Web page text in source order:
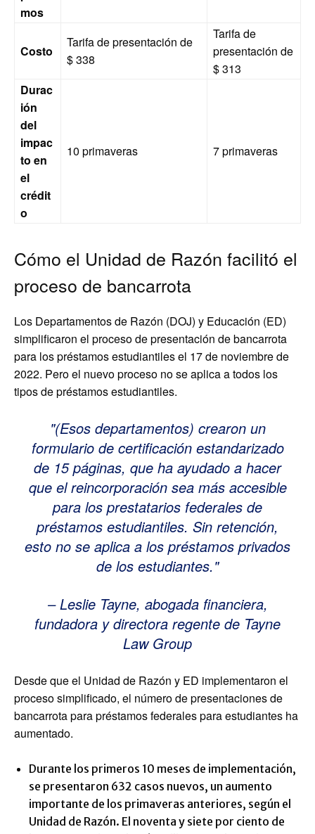
mos
Costo
Tarifa de presentación de
$ 338
Tarifa de
presentación de
$ 313
Durac
ión
del
impac
to en
el
crédit
o
10 primaveras 7 primaveras
Cómo el Unidad de Razón facilitó el
proceso de bancarrota
Los Departamentos de Razón (DOJ) y Educación (ED)
simplificaron el proceso de presentación de bancarrota
para los préstamos estudiantiles el 17 de noviembre de
2022. Pero el nuevo proceso no se aplica a todos los
tipos de préstamos estudiantiles.
(Esos departamentos) crearon un
formulario de certificación estandarizado
de 15 páginas, que ha ayudado a hacer
que el reincorporación sea más accesible
para los prestatarios federales de
préstamos estudiantiles. Sin retención,
esto no se aplica a los préstamos privados
de los estudiantes.
– Leslie Tayne, abogada financiera,
fundadora y directora regente de Tayne
Law Group
Desde que el Unidad de Razón y ED implementaron el
proceso simplificado, el número de presentaciones de
bancarrota para préstamos federales para estudiantes ha
aumentado.
Durante los primeros 10 meses de implementación,
se presentaron 632 casos nuevos, un aumento
importante de los primaveras anteriores, según el
Unidad de Razón. El noventa y siete por ciento de